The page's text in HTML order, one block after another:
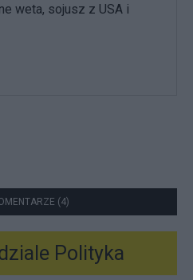
weta, sojusz z USA i
(4)
Polityka